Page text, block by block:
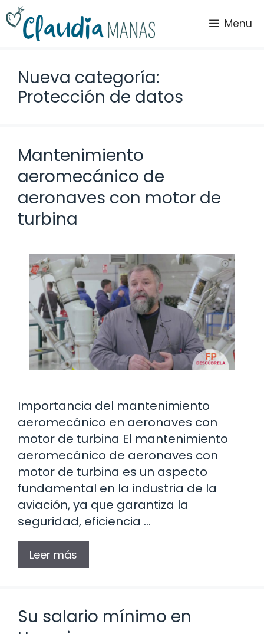
Saltar
al
contenido
Menu
Nueva categoría:
Protección de datos
Mantenimiento
aeromecánico de
aeronaves con motor de
turbina
Importancia del mantenimiento
aeromecánico en aeronaves con
motor de turbina El mantenimiento
aeromecánico de aeronaves con
motor de turbina es un aspecto
fundamental en la industria de la
aviación, ya que garantiza la
seguridad, eficiencia …
Leer más
Su salario mínimo en